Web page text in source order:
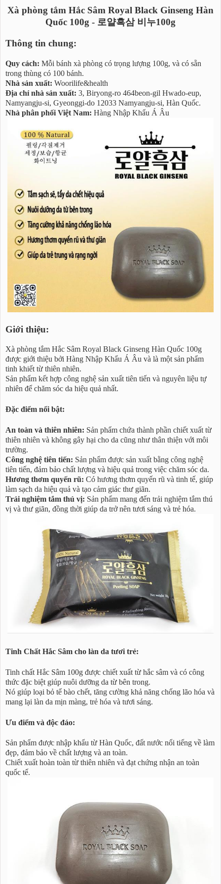
Xà phòng tắm Hắc Sâm Royal Black Ginseng Hàn
Quốc 100g - 로얄흑삼 비누100g
Thông tin chung:
Quy cách: Mỗi bánh xà phòng có trọng lượng 100g, và có sẵn
trong thùng có 100 bánh.
Nhà sản xuất: Woorilife&health
Địa chỉ nhà sản xuất: 3, Biryong-ro 464beon-gil Hwado-eup,
Namyangju-si, Gyeonggi-do 12033 Namyangju-si, Hàn Quốc.
Nhà phân phối Việt Nam: Hàng Nhập Khẩu Á Âu
Giới thiệu:
Xà phòng tắm Hắc Sâm Royal Black Ginseng Hàn Quốc 100g
được giới thiệu bởi Hàng Nhập Khẩu Á Âu và là một sản phẩm
tinh khiết từ thiên nhiên.
Sản phẩm kết hợp công nghệ sản xuất tiên tiến và nguyên liệu tự
nhiên để chăm sóc da hiệu quả nhất.
Đặc điểm nổi bật:
An toàn và thiên nhiên: Sản phẩm chứa thành phần chiết xuất từ
thiên nhiên và không gây hại cho da cũng như thân thiện với môi
trường.
Công nghệ tiên tiến: Sản phẩm được sản xuất bằng công nghệ
tiên tiến, đảm bảo chất lượng và hiệu quả trong việc chăm sóc da.
Hương thơm quyến rũ: Có hương thơm quyến rũ và tinh tế, giúp
làm sạch da hiệu quả và tạo cảm giác thư giãn.
Trải nghiệm tắm thú vị: Sản phẩm mang đến trải nghiệm tắm thú
vị và thư giãn, đồng thời giúp da trở nên tươi sáng và trẻ hóa.
Tinh Chất Hắc Sâm cho làn da tươi trẻ:
Tinh chất Hắc Sâm 100g được chiết xuất từ hắc sâm và có công
thức đặc biệt giúp nuôi dưỡng da từ bên trong.
Nó giúp loại bỏ tế bào chết, tăng cường khả năng chống lão hóa và
mang lại làn da mịn màng, trẻ hóa và tươi sáng.
Ưu điểm và độc đáo:
Sản phẩm được nhập khẩu từ Hàn Quốc, đất nước nổi tiếng về làm
đẹp, đảm bảo về chất lượng và an toàn.
Chiết xuất hoàn toàn từ thiên nhiên và đạt chứng nhận an toàn
quốc tế.